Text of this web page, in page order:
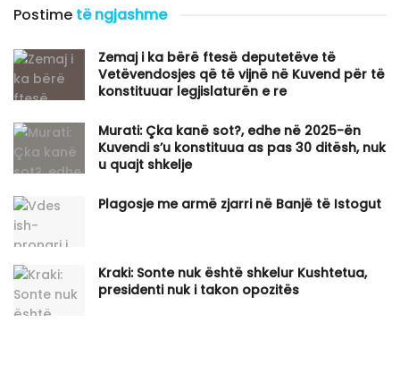
Postime të ngjashme
Zemaj i ka bërë ftesë deputetëve të
Vetëvendosjes që të vijnë në Kuvend për të
konstituuar legjislaturën e re
Murati: Çka kanë sot?, edhe në 2025-ën
Kuvendi s’u konstituua as pas 30 ditësh, nuk
u quajt shkelje
Plagosje me armë zjarri në Banjë të Istogut
Kraki: Sonte nuk është shkelur Kushtetua,
presidenti nuk i takon opozitës